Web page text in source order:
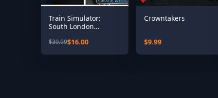
Train Simulator:
South London
On
$39.99$16.00
Crowntakers
$9.99